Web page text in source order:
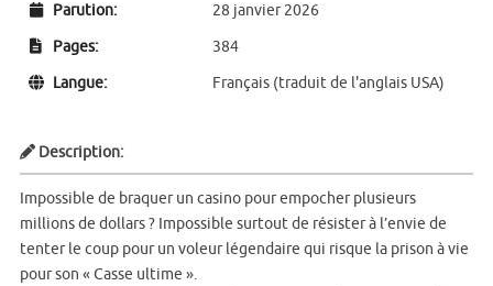
Parution:
28 janvier 2026
Pages:
384
Langue:
Français (traduit de l'anglais USA)
Description:
Impossible de braquer un casino pour empocher plusieurs
millions de dollars ? Impossible surtout de résister à l’envie de
tenter le coup pour un voleur légendaire qui risque la prison à vie
pour son « Casse ultime ».